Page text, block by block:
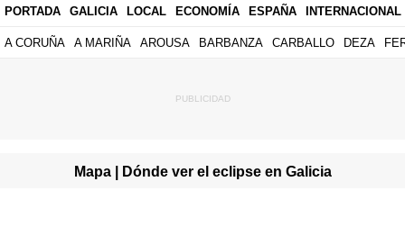
PORTADA GALICIA LOCAL ECONOMÍA ESPAÑA INTERNACIONAL
A CORUÑA A MARIÑA AROUSA BARBANZA CARBALLO DEZA
Mapa | Dónde ver el eclipse en Galicia